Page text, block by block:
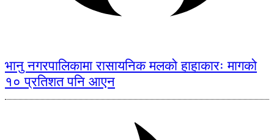
भानु नगरपालिकामा रासायनिक मलको हाहाकारः मागको
१० प्रतिशत पनि आएन